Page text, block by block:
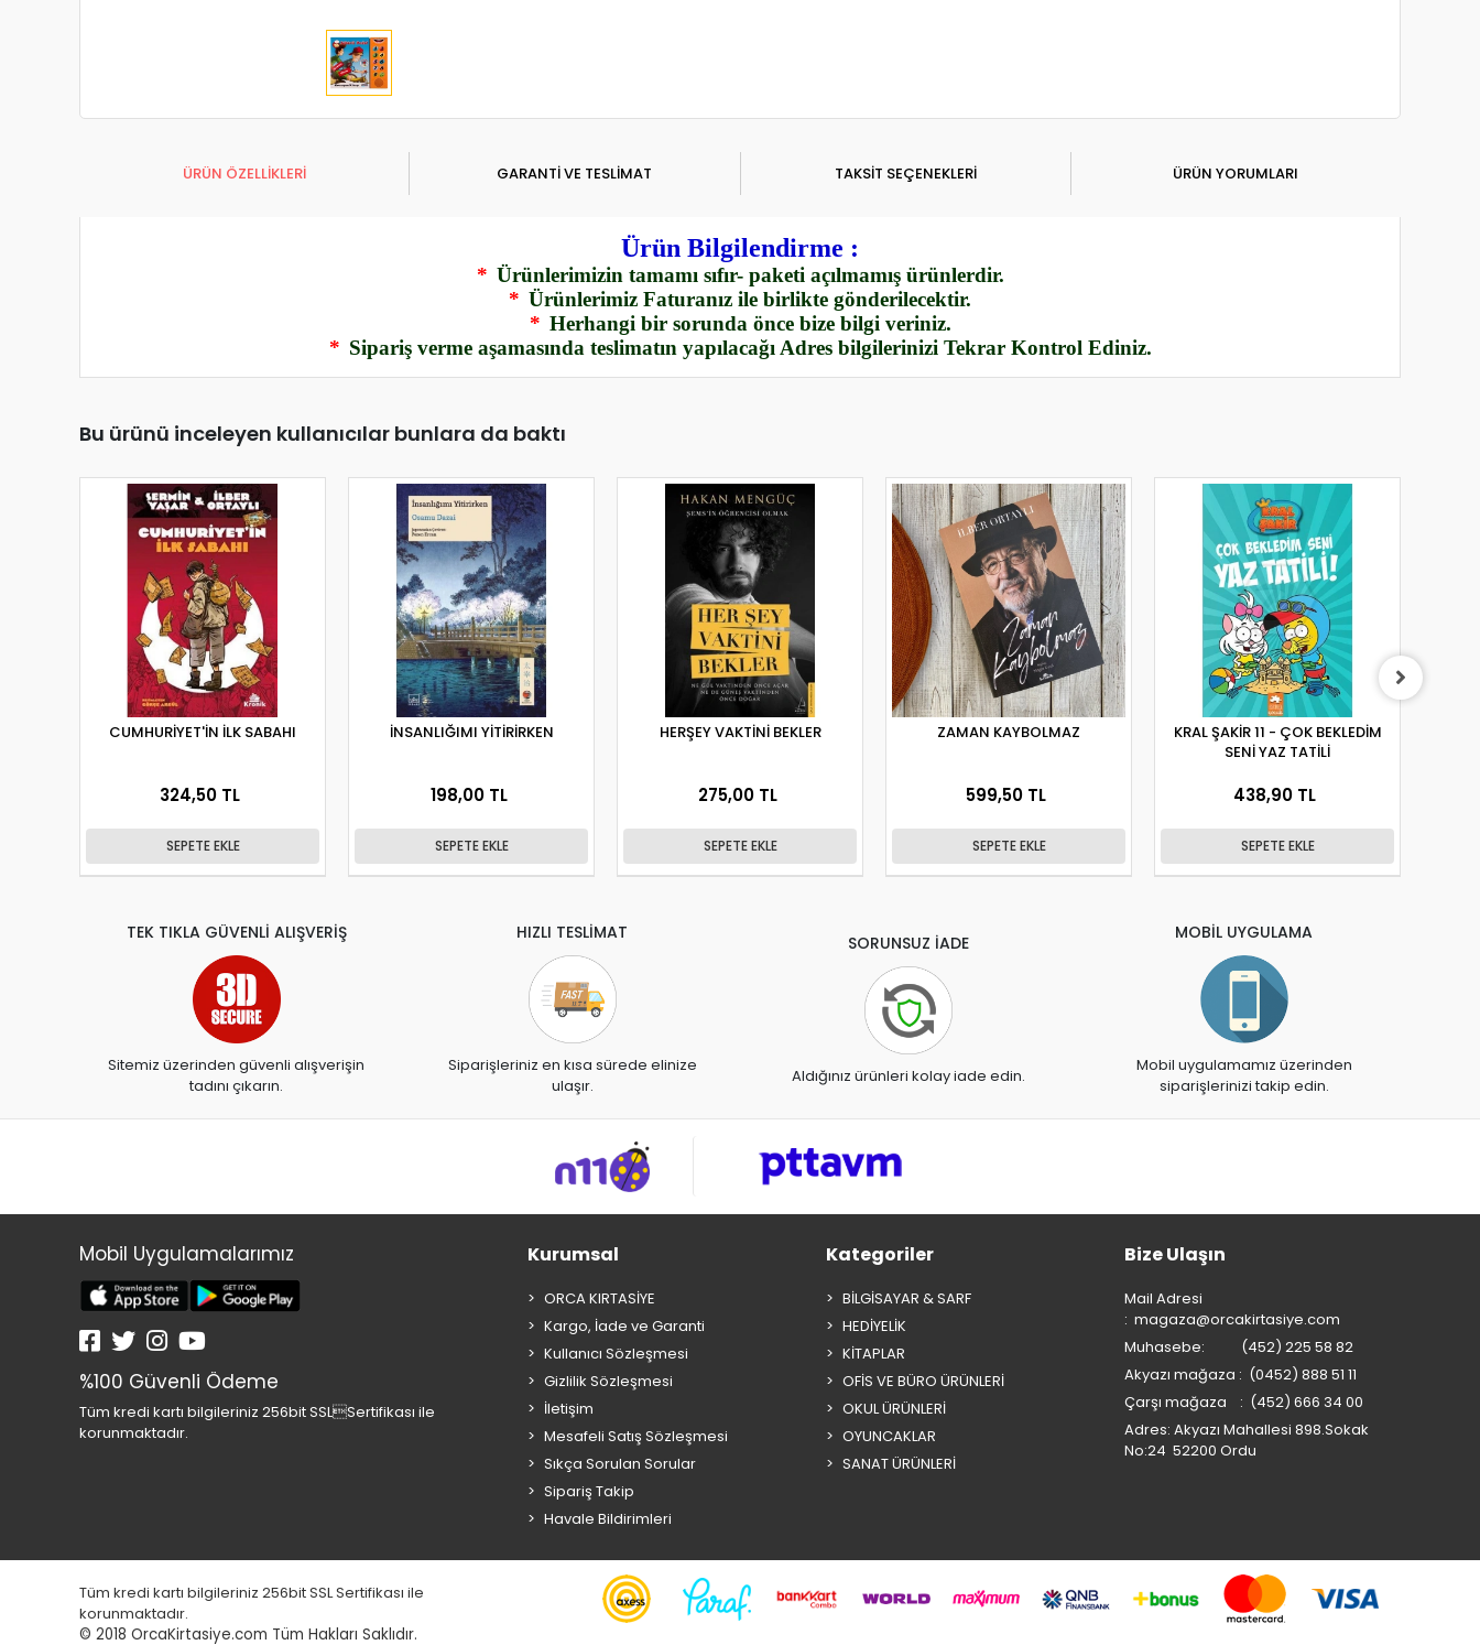
ÜRÜN ÖZELLİKLERİ GARANTİ VE TESLİMAT TAKSİT SEÇENEKLERİ ÜRÜN YORUMLARI
Ürün Bilgilendirme :
* Ürünlerimizin tamamı sıfır- paketi açılmamış ürünlerdir.
* Ürünlerimiz Faturanız ile birlikte gönderilecektir.
* Herhangi bir sorunda önce bize bilgi veriniz.
* Sipariş verme aşamasında teslimatın yapılacağı Adres bilgilerinizi Tekrar Kontrol Ediniz.
Bu ürünü inceleyen kullanıcılar bunlara da baktı
CUMHURİYET'İN İLK SABAHI
324,50 TL
SEPETE EKLE
İNSANLIĞIMI YİTİRİRKEN
198,00 TL
SEPETE EKLE
HERŞEY VAKTİNİ BEKLER
275,00 TL
SEPETE EKLE
ZAMAN KAYBOLMAZ
599,50 TL
SEPETE EKLE
KRAL ŞAKİR 11 - ÇOK BEKLEDİM
SENİ YAZ TATİLİ
438,90 TL
SEPETE EKLE
TEK TIKLA GÜVENLİ ALIŞVERİŞ
Sitemiz üzerinden güvenli alışverişin
tadını çıkarın.
HIZLI TESLİMAT
Siparişleriniz en kısa sürede elinize
ulaşır.
SORUNSUZ İADE
Aldığınız ürünleri kolay iade edin.
MOBİL UYGULAMA
Mobil uygulamamız üzerinden
siparişlerinizi takip edin.
Mobil Uygulamalarımız
%100 Güvenli Ödeme
Tüm kredi kartı bilgileriniz 256bit SSLSertifikası ile
korunmaktadır.
Kurumsal
ORCA KIRTASİYE
Kargo, İade ve Garanti
Kullanıcı Sözleşmesi
Gizlilik Sözleşmesi
İletişim
Mesafeli Satış Sözleşmesi
Sıkça Sorulan Sorular
Sipariş Takip
Havale Bildirimleri
Kategoriler
BİLGİSAYAR & SARF
HEDİYELİK
KİTAPLAR
OFİS VE BÜRO ÜRÜNLERİ
OKUL ÜRÜNLERİ
OYUNCAKLAR
SANAT ÜRÜNLERİ
Bize Ulaşın
Mail Adresi
: magaza@orcakirtasiye.com
Muhasebe: (452) 225 58 82
Akyazı mağaza : (0452) 888 51 11
Çarşı mağaza : (452) 666 34 00
Adres: Akyazı Mahallesi 898.Sokak
No:24 52200 Ordu
Tüm kredi kartı bilgileriniz 256bit SSL Sertifikası ile
korunmaktadır.
© 2018 OrcaKirtasiye.com Tüm Hakları Saklıdır.